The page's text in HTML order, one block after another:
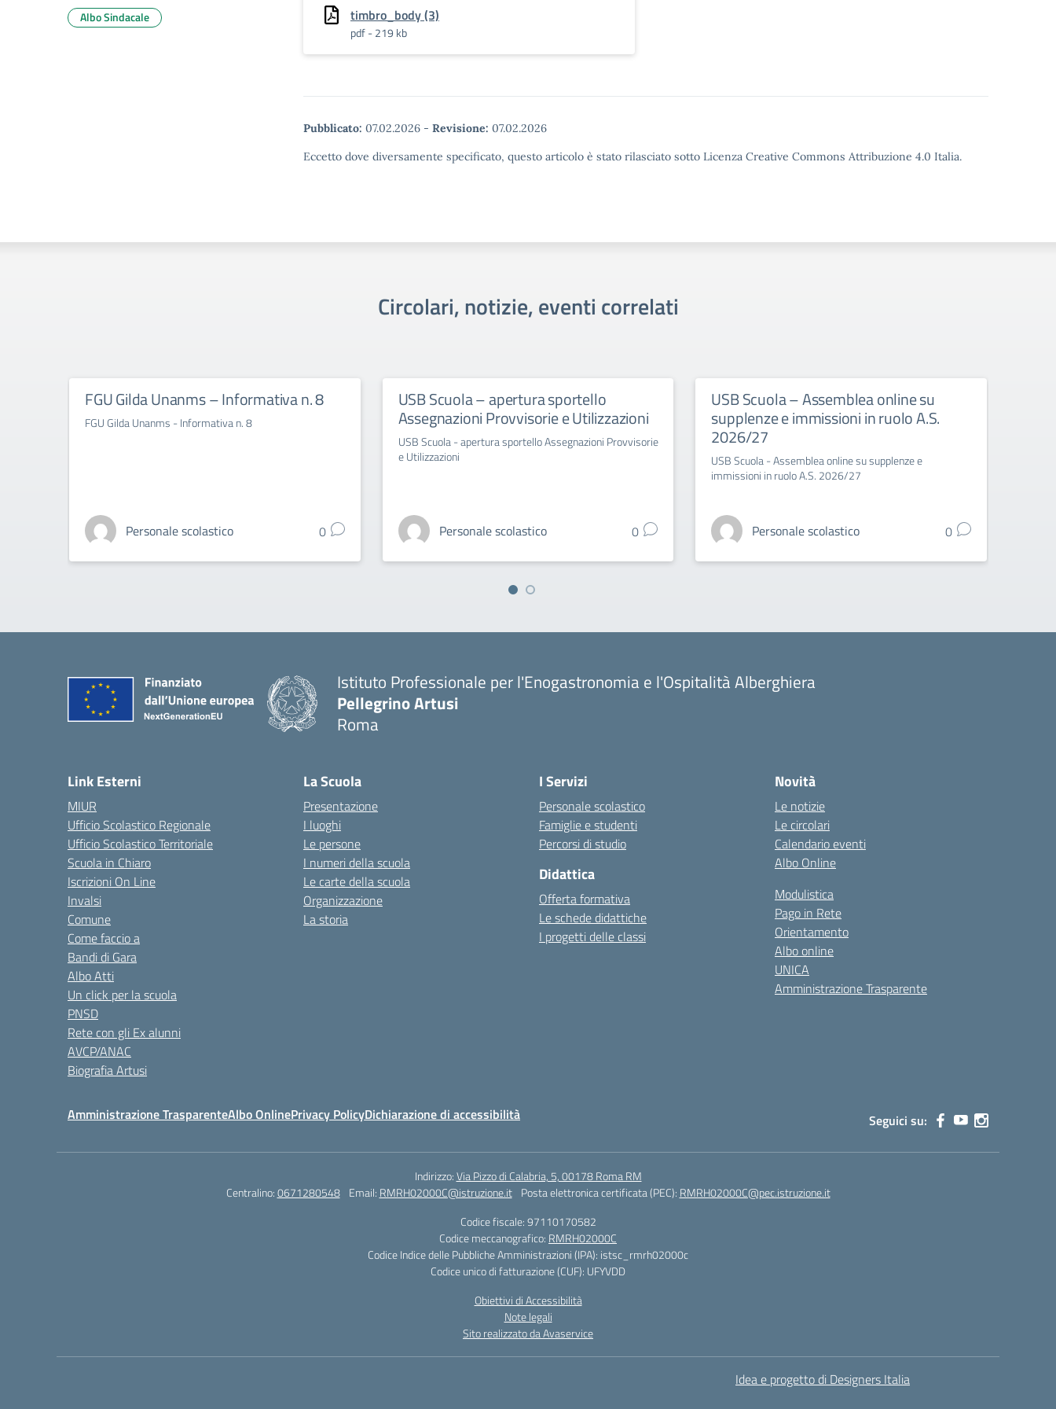
timbro_body (3)
pdf - 219 kb
Pubblicato: 07.02.2026 - Revisione: 07.02.2026
Eccetto dove diversamente specificato, questo articolo è stato rilasciato sotto Licenza Creative Commons Attribuzione 4.0 Italia.
Albo Sindacale
Circolari, notizie, eventi correlati
FGU Gilda Unanms – Informativa n. 8
FGU Gilda Unanms - Informativa n. 8
Personale scolastico 0
USB Scuola – apertura sportello
Assegnazioni Provvisorie e Utilizzazioni
USB Scuola - apertura sportello Assegnazioni Provvisorie
e Utilizzazioni
Personale scolastico 0
USB Scuola – Assemblea online su
supplenze e immissioni in ruolo A.S.
2026/27
USB Scuola - Assemblea online su supplenze e
immissioni in ruolo A.S. 2026/27
Personale scolastico 0
Istituto Professionale per l'Enogastronomia e l'Ospitalità Alberghiera
Pellegrino Artusi
Roma
Link Esterni
MIUR
Ufficio Scolastico Regionale
Ufficio Scolastico Territoriale
Scuola in Chiaro
Iscrizioni On Line
Invalsi
Comune
Come faccio a
Bandi di Gara
Albo Atti
Un click per la scuola
PNSD
Rete con gli Ex alunni
AVCP/ANAC
Biografia Artusi
La Scuola
Presentazione
I luoghi
Le persone
I numeri della scuola
Le carte della scuola
Organizzazione
La storia
I Servizi
Personale scolastico
Famiglie e studenti
Percorsi di studio
Didattica
Offerta formativa
Le schede didattiche
I progetti delle classi
Novità
Le notizie
Le circolari
Calendario eventi
Albo Online
Modulistica
Pago in Rete
Orientamento
Albo online
UNICA
Amministrazione Trasparente
Amministrazione TrasparenteAlbo OnlinePrivacy PolicyDichiarazione di accessibilità Seguici su:
Indirizzo:Via Pizzo di Calabria, 5, 00178 Roma RM
Centralino:0671280548 Email: RMRH02000C@istruzione.it Posta elettronica certificata (PEC): RMRH02000C@pec.istruzione.it
Codice fiscale: 97110170582
Codice meccanografico: RMRH02000C
Codice Indice delle Pubbliche Amministrazioni (IPA): istsc_rmrh02000c
Codice unico di fatturazione (CUF): UFYVDD
Obiettivi di Accessibilità
Note legali
Sito realizzato da Avaservice
Idea e progetto di Designers Italia